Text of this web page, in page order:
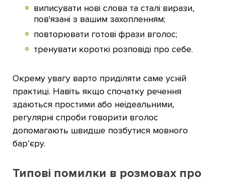
виписувати нові слова та сталі вирази,
пов'язані з вашим захопленням;
повторювати готові фрази вголос;
тренувати короткі розповіді про себе.
Окрему увагу варто приділяти саме усній
практиці. Навіть якщо спочатку речення
здаються простими або неідеальними,
регулярні спроби говорити вголос
допомагають швидше позбутися мовного
бар’єру.
Типові помилки в розмовах про